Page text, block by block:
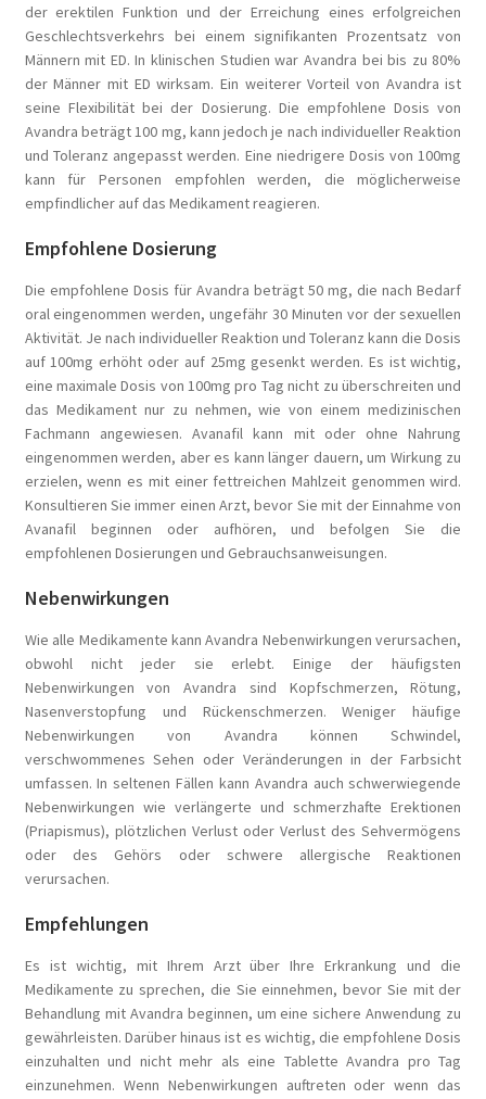
der erektilen Funktion und der Erreichung eines erfolgreichen
Geschlechtsverkehrs bei einem signifikanten Prozentsatz von
Männern mit ED. In klinischen Studien war Avandra bei bis zu 80%
der Männer mit ED wirksam. Ein weiterer Vorteil von Avandra ist
seine Flexibilität bei der Dosierung. Die empfohlene Dosis von
Avandra beträgt 100 mg, kann jedoch je nach individueller Reaktion
und Toleranz angepasst werden. Eine niedrigere Dosis von 100mg
kann für Personen empfohlen werden, die möglicherweise
empfindlicher auf das Medikament reagieren.
Empfohlene Dosierung
Die empfohlene Dosis für Avandra beträgt 50 mg, die nach Bedarf
oral eingenommen werden, ungefähr 30 Minuten vor der sexuellen
Aktivität. Je nach individueller Reaktion und Toleranz kann die Dosis
auf 100mg erhöht oder auf 25mg gesenkt werden. Es ist wichtig,
eine maximale Dosis von 100mg pro Tag nicht zu überschreiten und
das Medikament nur zu nehmen, wie von einem medizinischen
Fachmann angewiesen. Avanafil kann mit oder ohne Nahrung
eingenommen werden, aber es kann länger dauern, um Wirkung zu
erzielen, wenn es mit einer fettreichen Mahlzeit genommen wird.
Konsultieren Sie immer einen Arzt, bevor Sie mit der Einnahme von
Avanafil beginnen oder aufhören, und befolgen Sie die
empfohlenen Dosierungen und Gebrauchsanweisungen.
Nebenwirkungen
Wie alle Medikamente kann Avandra Nebenwirkungen verursachen,
obwohl nicht jeder sie erlebt. Einige der häufigsten
Nebenwirkungen von Avandra sind Kopfschmerzen, Rötung,
Nasenverstopfung und Rückenschmerzen. Weniger häufige
Nebenwirkungen von Avandra können Schwindel,
verschwommenes Sehen oder Veränderungen in der Farbsicht
umfassen. In seltenen Fällen kann Avandra auch schwerwiegende
Nebenwirkungen wie verlängerte und schmerzhafte Erektionen
(Priapismus), plötzlichen Verlust oder Verlust des Sehvermögens
oder des Gehörs oder schwere allergische Reaktionen
verursachen.
Empfehlungen
Es ist wichtig, mit Ihrem Arzt über Ihre Erkrankung und die
Medikamente zu sprechen, die Sie einnehmen, bevor Sie mit der
Behandlung mit Avandra beginnen, um eine sichere Anwendung zu
gewährleisten. Darüber hinaus ist es wichtig, die empfohlene Dosis
einzuhalten und nicht mehr als eine Tablette Avandra pro Tag
einzunehmen. Wenn Nebenwirkungen auftreten oder wenn das